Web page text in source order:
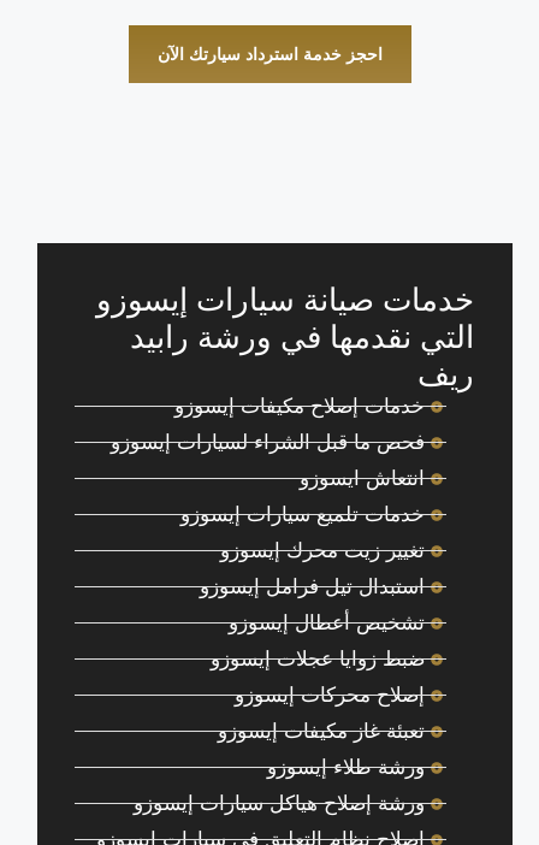
احجز خدمة استرداد سيارتك الآن
خدمات صيانة سيارات إيسوزو
التي نقدمها في ورشة رابيد
ريف
خدمات إصلاح مكيفات إيسوزو
فحص ما قبل الشراء لسيارات إيسوزو
انتعاش ايسوزو
خدمات تلميع سيارات إيسوزو
تغيير زيت محرك إيسوزو
استبدال تيل فرامل إيسوزو
تشخيص أعطال إيسوزو
ضبط زوايا عجلات إيسوزو
إصلاح محركات إيسوزو
تعبئة غاز مكيفات إيسوزو
ورشة طلاء إيسوزو
ورشة إصلاح هياكل سيارات إيسوزو
إصلاح نظام التعليق في سيارات إيسوزو